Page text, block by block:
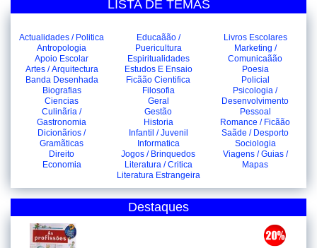
LISTA DE TEMAS
Actualidades / Politica
Antropologia
Apoio Escolar
Artes / Arquitectura
Banda Desenhada
Biografias
Ciencias
Culinãria /
Gastronomia
Dicionãrios /
Gramãticas
Direito
Economia
Educaãão /
Puericultura
Espiritualidades
Estudos E Ensaio
Ficãão Cientifica
Filosofia
Geral
Gestão
Historia
Infantil / Juvenil
Informatica
Jogos / Brinquedos
Literatura / Critica
Literatura Estrangeira
Livros Escolares
Marketing /
Comunicaãão
Poesia
Policial
Psicologia /
Desenvolvimento
Pessoal
Romance / Ficãão
Saãde / Desporto
Sociologia
Viagens / Guias /
Mapas
Destaques